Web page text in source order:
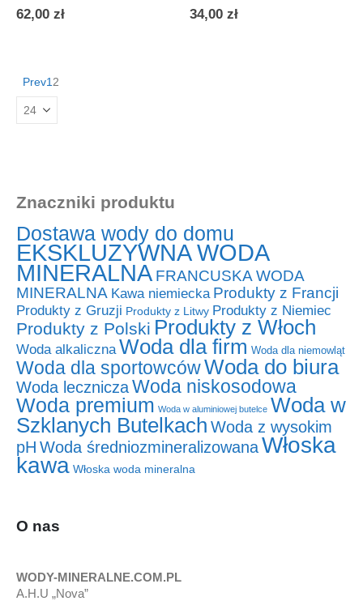
0out of 5
62,00 zł 0out of 5
34,00 zł
Prev1 2
Znaczniki produktu
Dostawa wody do domu
EKSKLUZYWNA WODA
MINERALNA FRANCUSKA WODA
MINERALNA Kawa niemiecka Produkty z Francji
Produkty z Gruzji Produkty z Litwy Produkty z Niemiec
Produkty z Polski Produkty z Włoch
Woda alkaliczna Woda dla firm Woda dla niemowląt
Woda dla sportowcówWoda do biura
Woda leczniczaWoda niskosodowa
Woda premium Woda w aluminiowej butelce Woda w
Szklanych Butelkach Woda z wysokim
pH Woda średniozmineralizowanaWłoska
kawa Włoska woda mineralna
O nas
WODY-MINERALNE.COM.PL
A.H.U „Nova”